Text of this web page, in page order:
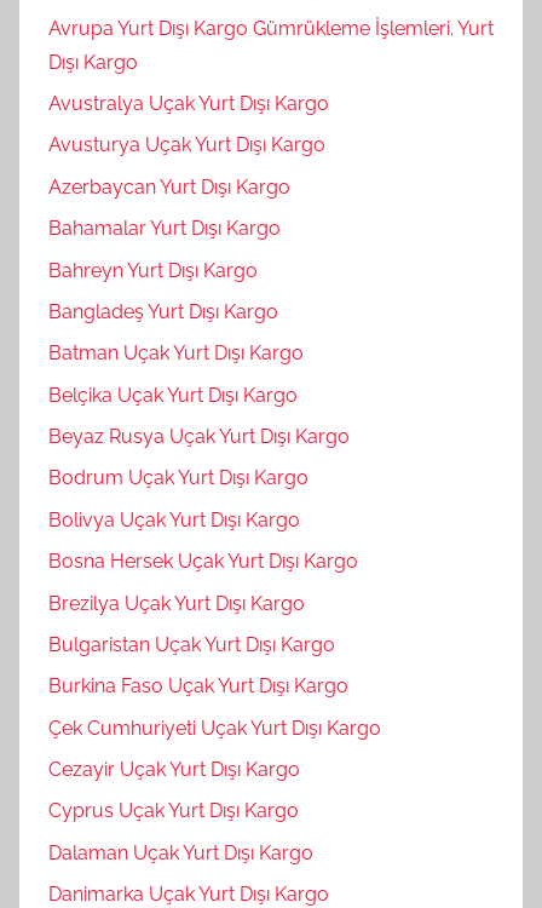
Avrupa Yurt Dışı Kargo Gümrükleme İşlemleri. Yurt
Dışı Kargo
Avustralya Uçak Yurt Dışı Kargo
Avusturya Uçak Yurt Dışı Kargo
Azerbaycan Yurt Dışı Kargo
Bahamalar Yurt Dışı Kargo
Bahreyn Yurt Dışı Kargo
Bangladeş Yurt Dışı Kargo
Batman Uçak Yurt Dışı Kargo
Belçika Uçak Yurt Dışı Kargo
Beyaz Rusya Uçak Yurt Dışı Kargo
Bodrum Uçak Yurt Dışı Kargo
Bolivya Uçak Yurt Dışı Kargo
Bosna Hersek Uçak Yurt Dışı Kargo
Brezilya Uçak Yurt Dışı Kargo
Bulgaristan Uçak Yurt Dışı Kargo
Burkina Faso Uçak Yurt Dışı Kargo
Çek Cumhuriyeti Uçak Yurt Dışı Kargo
Cezayir Uçak Yurt Dışı Kargo
Cyprus Uçak Yurt Dışı Kargo
Dalaman Uçak Yurt Dışı Kargo
Danimarka Uçak Yurt Dışı Kargo